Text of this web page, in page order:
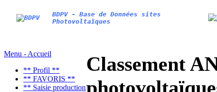
BDPV - Base de Données sites
Photovoltaïques
Menu - Accueil
** Profil **
** FAVORIS **
** Saisie production
Classement